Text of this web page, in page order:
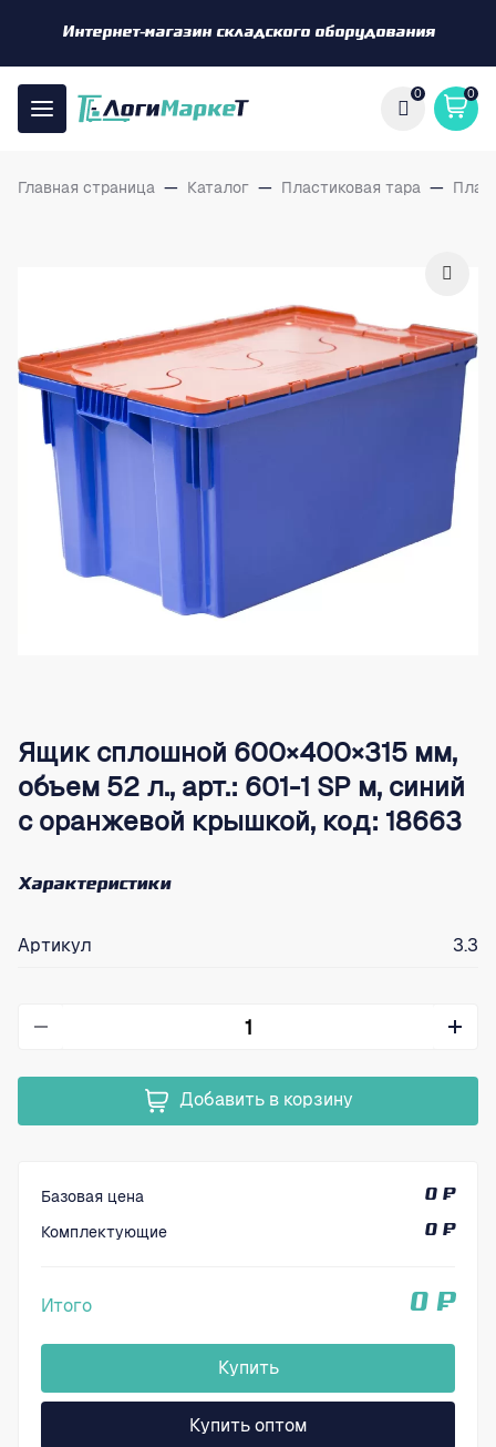
Интернет-магазин складского оборудования
0 0
Главная страница — Каталог — Пластиковая тара —
Ящик сплошной 600×400×315 мм,
объем 52 л., арт.: 601-1 SP м, синий
с оранжевой крышкой, код: 18663
Характеристики
Артикул 3.3
Добавить в корзину
Базовая цена
0 ₽
Комплектующие
0 ₽
Итого 0 ₽
Купить
Купить оптом